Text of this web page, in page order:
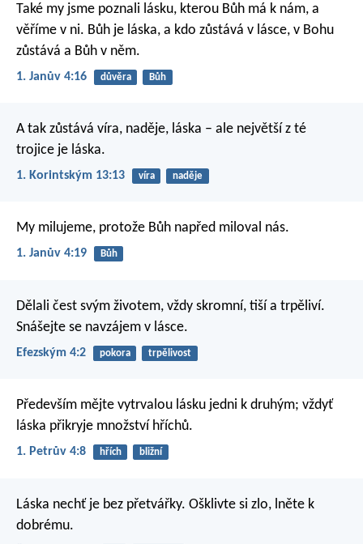
Také my jsme poznali lásku, kterou Bůh má k nám, a
věříme v ni. Bůh je láska, a kdo zůstává v lásce, v Bohu
zůstává a Bůh v něm.
1. Janův 4:16 důvěra Bůh
A tak zůstává víra, naděje, láska – ale největší z té
trojice je láska.
1. Korintským 13:13 víra naděje
My milujeme, protože Bůh napřed miloval nás.
1. Janův 4:19 Bůh
Dělali čest svým životem, vždy skromní, tiší a trpěliví.
Snášejte se navzájem v lásce.
Efezským 4:2 pokora trpělivost
Především mějte vytrvalou lásku jedni k druhým; vždyť
láska přikryje množství hříchů.
1. Petrův 4:8 hřích bližní
Láska nechť je bez přetvářky. Ošklivte si zlo, lněte k
dobrému.